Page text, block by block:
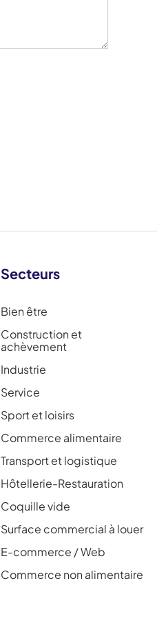
Secteurs
Bien être
Construction et
achèvement
Industrie
Service
Sport et loisirs
Commerce alimentaire
Transport et logistique
Hôtellerie-Restauration
Coquille vide
Surface commercial à louer
E-commerce / Web
Commerce non alimentaire